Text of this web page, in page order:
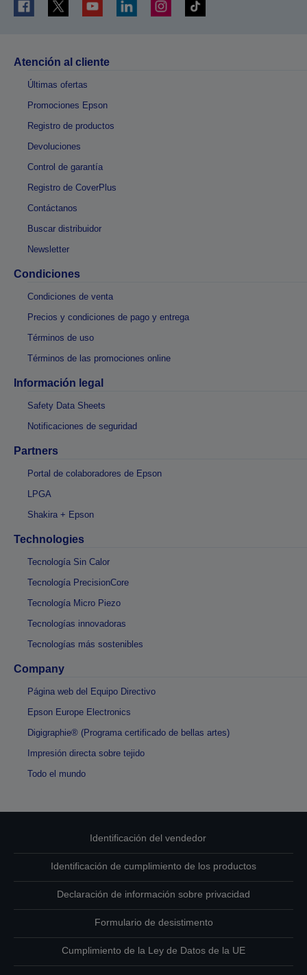
Atención al cliente
Últimas ofertas
Promociones Epson
Registro de productos
Devoluciones
Control de garantía
Registro de CoverPlus
Contáctanos
Buscar distribuidor
Newsletter
Condiciones
Condiciones de venta
Precios y condiciones de pago y entrega
Términos de uso
Términos de las promociones online
Información legal
Safety Data Sheets
Notificaciones de seguridad
Partners
Portal de colaboradores de Epson
LPGA
Shakira + Epson
Technologies
Tecnología Sin Calor
Tecnología PrecisionCore
Tecnología Micro Piezo
Tecnologías innovadoras
Tecnologías más sostenibles
Company
Página web del Equipo Directivo
Epson Europe Electronics
Digigraphie® (Programa certificado de bellas artes)
Impresión directa sobre tejido
Todo el mundo
Identificación del vendedor
Identificación de cumplimiento de los productos
Declaración de información sobre privacidad
Formulario de desistimento
Cumplimiento de la Ley de Datos de la UE